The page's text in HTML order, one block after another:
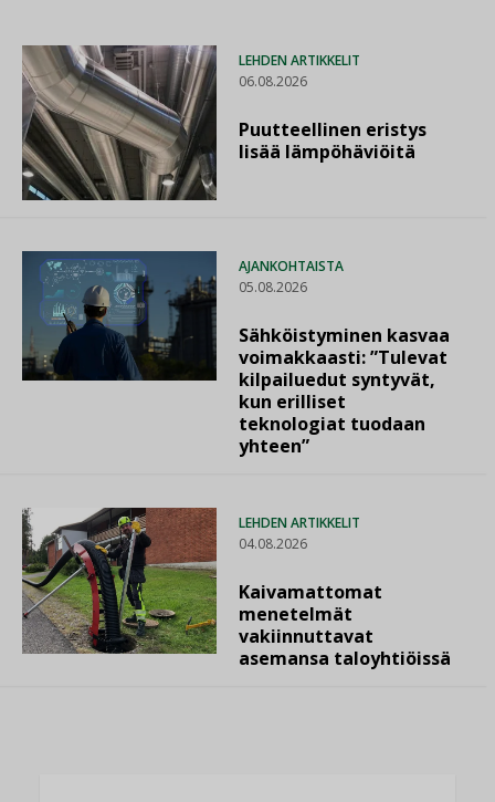
LEHDEN ARTIKKELIT
06.08.2026
Puutteellinen eristys
lisää lämpöhäviöitä
AJANKOHTAISTA
05.08.2026
Sähköistyminen kasvaa
voimakkaasti: ”Tulevat
kilpailuedut syntyvät,
kun erilliset
teknologiat tuodaan
yhteen”
LEHDEN ARTIKKELIT
04.08.2026
Kaivamattomat
menetelmät
vakiinnuttavat
asemansa taloyhtiöissä